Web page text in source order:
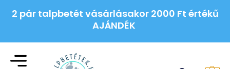
2 pár talpbetét vásárlásakor 2000 Ft értékű
AJÁNDÉK